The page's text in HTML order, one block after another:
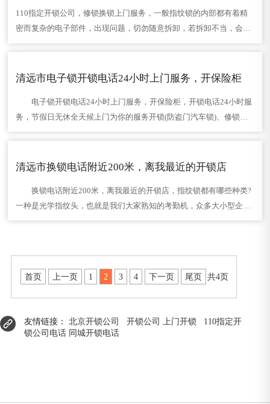
110指定开锁公司，修锁换锁上门服务，一般指纹锁的内部都有着精
密而复杂的电子部件，出现问题，切勿随意拆卸，若拆卸不当，会造
成性能异常，甚至发生危害，指纹锁一般由电子识别与控制、机械联
清远市电子锁开锁电话24小时上门服务，开保险柜
电子锁开锁电话24小时上门服务，开保险柜，开锁电话24小时服
务，节假日无休全天候上门为你的服务开锁(防盗门汽车锁)、修锁、
换锁，防盗升级、安装防盗锁芯、智能指纹锁、密码锁、猫眼等。为
清远市换锁电话附近200米，离我最近的开锁店
换锁电话附近200米，离我最近的开锁店，指纹锁都有哪些种类?
一种是光学指纹头，也就是我们大家熟知的考勤机，众多大小型企业
公司员工上班都要考勤，所以这类指纹头就广泛的应用着。这种指纹
首页 上一页 1 2 3 4 下一页 尾页 共4页
友情链接：北京开锁公司 开锁公司 上门开锁
110指定开
锁公司电话 同城开锁电话